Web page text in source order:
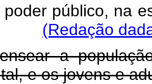
público, na
(Redação
a
e os jovens e